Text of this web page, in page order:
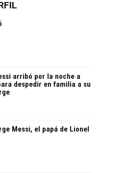
arribó por la noche a
despedir en familia a su
Messi, el papá de Lionel